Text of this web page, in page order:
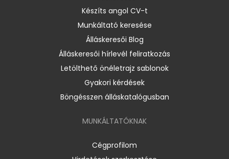
Készíts angol CV-t
Munkáltató keresése
Álláskeresői Blog
Álláskeresői hírlevél feliratkozás
Letölthető önéletrajz sablonok
Gyakori kérdések
Böngésszen álláskatalógusban
MUNKÁLTATÓKNAK
Cégprofilom